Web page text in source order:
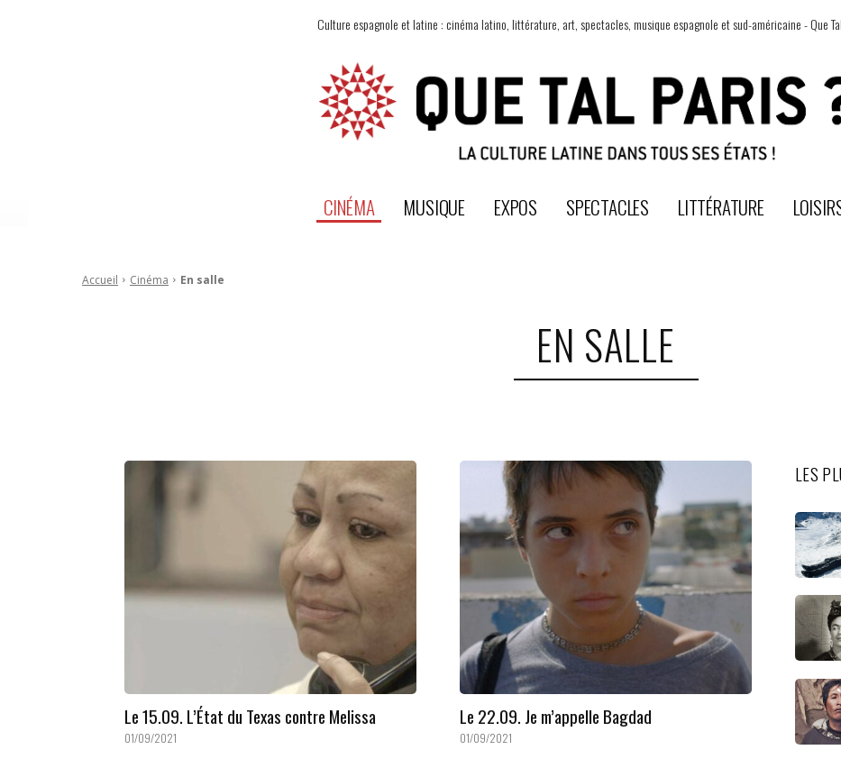
Culture espagnole et latine : cinéma latino, littérature, art, spectacles, musique espagnole et sud-américaine - Que
CINÉMA MUSIQUE EXPOS SPECTACLES LITTÉRATURE
Accueil Cinéma En salle
EN SALLE
Le 15.09. L’État du Texas contre Melissa
01/09/2021
Le 22.09. Je m’appelle Bagdad
01/09/2021
LES